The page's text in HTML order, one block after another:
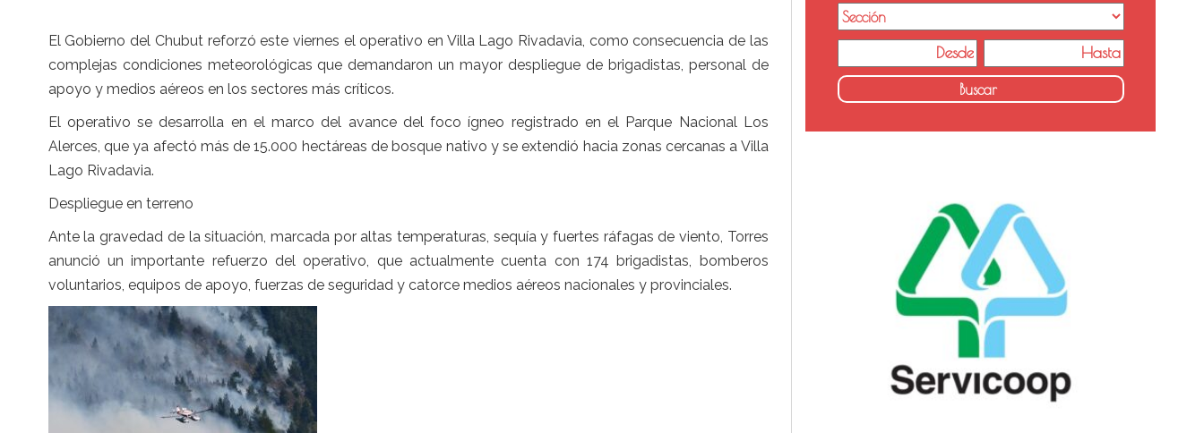
El Gobierno del Chubut reforzó este viernes el operativo en Villa Lago Rivadavia, como consecuencia de las
complejas condiciones meteorológicas que demandaron un mayor despliegue de brigadistas, personal de
apoyo y medios aéreos en los sectores más críticos.
El operativo se desarrolla en el marco del avance del foco ígneo registrado en el Parque Nacional Los
Alerces, que ya afectó más de 15.000 hectáreas de bosque nativo y se extendió hacia zonas cercanas a Villa
Lago Rivadavia.
Despliegue en terreno
Ante la gravedad de la situación, marcada por altas temperaturas, sequía y fuertes ráfagas de viento, Torres
anunció un importante refuerzo del operativo, que actualmente cuenta con 174 brigadistas, bomberos
voluntarios, equipos de apoyo, fuerzas de seguridad y catorce medios aéreos nacionales y provinciales.